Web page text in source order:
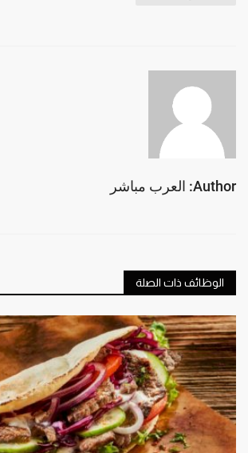
Author: العرب مباشر
الوظائف ذات الصلة